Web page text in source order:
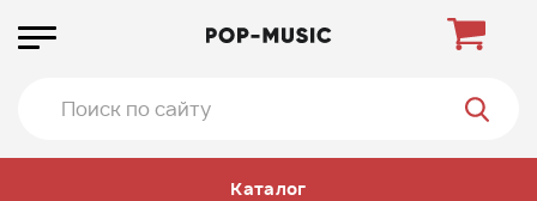
Каталог